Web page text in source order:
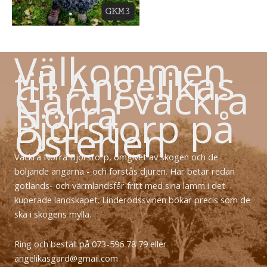
Välkommen
till Angelikas
Gård i vackra
Norra
Björstorp på
Österlen
Vackra Norra Björstorp, omgivet av skogen och de
böljande ängarna - och förstås djuren. Här betar redan
gotlands- och värmlandsfår fritt med sina lamm i det
kuperade landskapet. Linderödssvinen bökar precis som de
ska i skogens mylla.
Ring och beställ på 073-596 78 79 eller
angelikasgard@gmail.com